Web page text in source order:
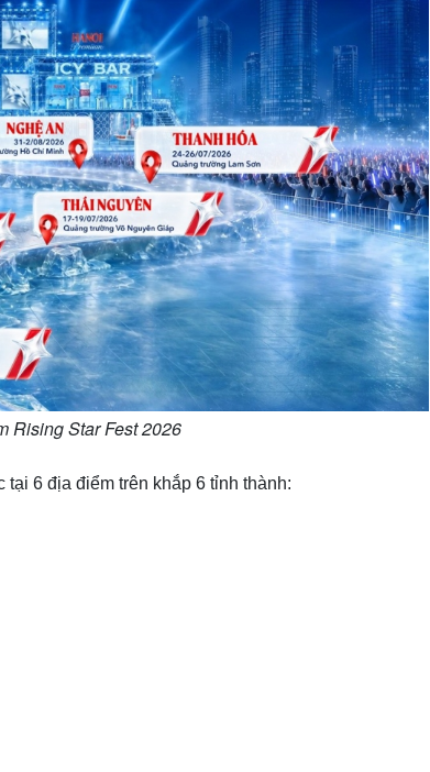
Rising Star Fest 2026
6 địa điểm trên khắp 6 tỉnh thành: